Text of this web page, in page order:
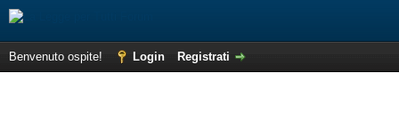
Benvenuto ospite! Login Registrati